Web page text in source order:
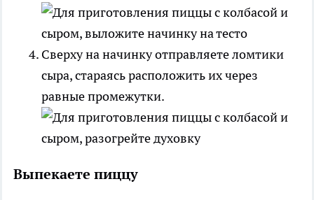
Сверху на начинку отправляете ломтики
сыра, стараясь расположить их через
равные промежутки.
Выпекаете пиццу